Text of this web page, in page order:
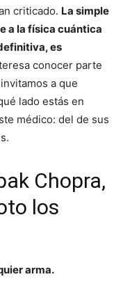
criticado. La simple
a la física cuántica
es
conocer parte
a que
lado estás en
médico: del de sus
Chopra,
los
arma.